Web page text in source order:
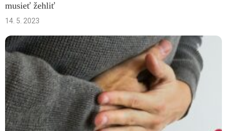
musieť žehliť
14. 5. 2023